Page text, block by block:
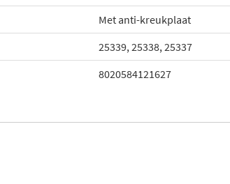
Met anti-kreukplaat
25339, 25338, 25337
8020584121627